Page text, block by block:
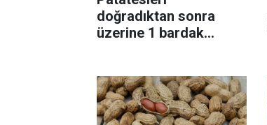
doğradıktan sonra
üzerine 1 bardak